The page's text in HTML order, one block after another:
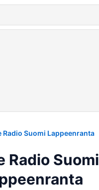
Radio Suomi Lappeenranta
Radio Suomi